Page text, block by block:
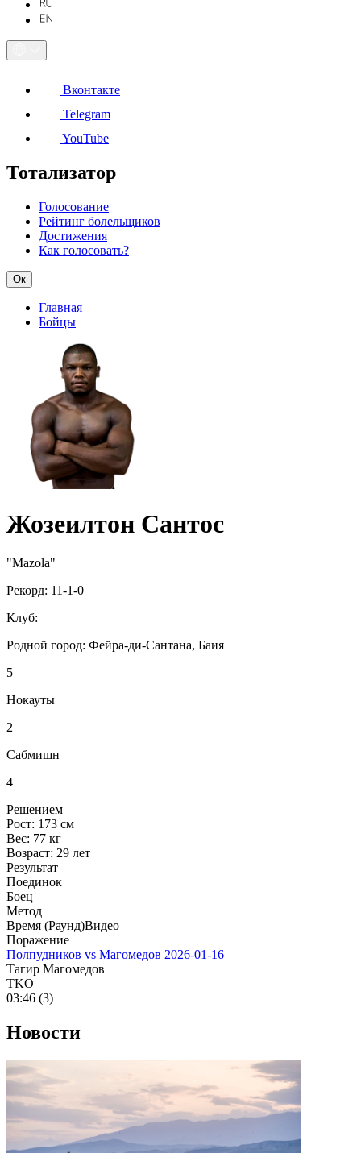
Вконтакте
Telegram
YouTube
Тотализатор
Голосование
Рейтинг болельщиков
Достижения
Как голосовать?
Ок
Главная
Бойцы
Жозеилтон Сантос
"Mazola"
Рекорд: 11-1-0
Клуб:
Родной город: Фейра-ди-Сантана, Баия
5
Нокауты
2
Сабмишн
4
Решением
Рост: 173 см
Вес: 77 кг
Возраст: 29 лет
Результат
Поединок
Боец
Метод
Время (Раунд)Видео
Поражение
Полпудников vs Магомедов 2026-01-16
Тагир Магомедов
TKO
03:46 (3)
Новости